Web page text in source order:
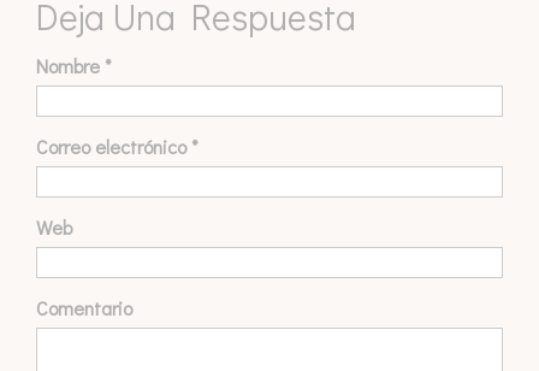
Deja Una Respuesta
Nombre *
Correo electrónico*
Web
Comentario